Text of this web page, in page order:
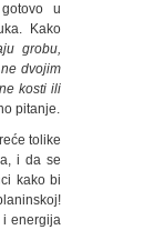
u
Kako
grobu,
dvojim
kosti ili
pitanje.
tolike
i da se
kako bi
i energija